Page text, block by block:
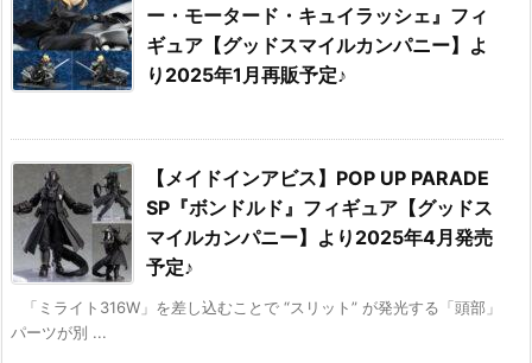
ー・モータード・キュイラッシェ』フィ
ギュア【グッドスマイルカンパニー】よ
り2025年1月再販予定♪
【メイドインアビス】POP UP PARADE
SP『ボンドルド』フィギュア【グッドス
マイルカンパニー】より2025年4月発売
予定♪
「ミライト316W」を差し込むことで “スリット” が発光する「頭部」
パーツが別 ...